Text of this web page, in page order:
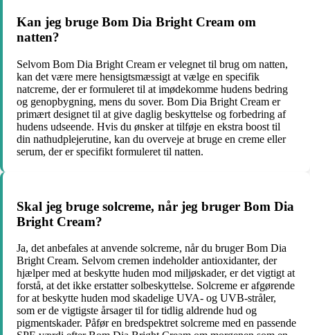
Kan jeg bruge Bom Dia Bright Cream om
natten?
Selvom Bom Dia Bright Cream er velegnet til brug om natten,
kan det være mere hensigtsmæssigt at vælge en specifik
natcreme, der er formuleret til at imødekomme hudens bedring
og genopbygning, mens du sover. Bom Dia Bright Cream er
primært designet til at give daglig beskyttelse og forbedring af
hudens udseende. Hvis du ønsker at tilføje en ekstra boost til
din nathudplejerutine, kan du overveje at bruge en creme eller
serum, der er specifikt formuleret til natten.
Skal jeg bruge solcreme, når jeg bruger Bom Dia
Bright Cream?
Ja, det anbefales at anvende solcreme, når du bruger Bom Dia
Bright Cream. Selvom cremen indeholder antioxidanter, der
hjælper med at beskytte huden mod miljøskader, er det vigtigt at
forstå, at det ikke erstatter solbeskyttelse. Solcreme er afgørende
for at beskytte huden mod skadelige UVA- og UVB-stråler,
som er de vigtigste årsager til for tidlig aldrende hud og
pigmentskader. Påfør en bredspektret solcreme med en passende